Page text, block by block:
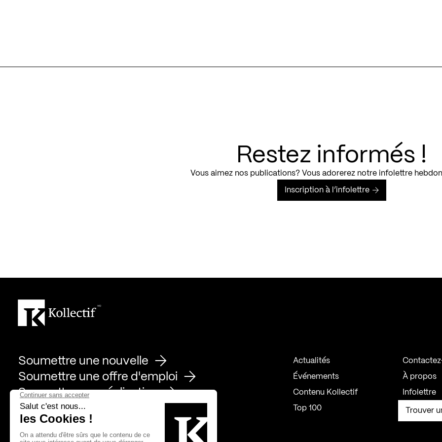
Restez informés !
Vous aimez nos publications? Vous adorerez notre infolettre
Inscription à l’infolettre
Soumettre une nouvelle
Soumettre une offre d'emploi
Soumettre une réalisation
Actualités
Événements
Contenu Kollectif
Top 100
À propos
Infolettre
Trouver